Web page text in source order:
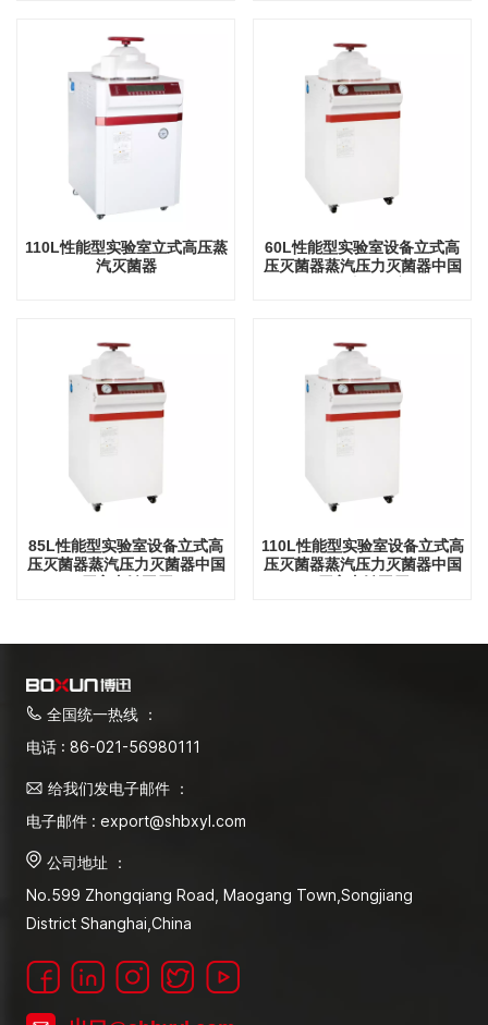
110L性能型实验室立式高压蒸
汽灭菌器
60L性能型实验室设备立式高
压灭菌器蒸汽压力灭菌器中国
85L性能型实验室设备立式高
压灭菌器蒸汽压力灭菌器中国
110L性能型实验室设备立式高
压灭菌器蒸汽压力灭菌器中国
全国统一热线 ：
电话 : 86-021-56980111
给我们发电子邮件 ：
电子邮件 : export@shbxyl.com
公司地址 ：
No.599 Zhongqiang Road, Maogang Town,Songjiang
District Shanghai,China